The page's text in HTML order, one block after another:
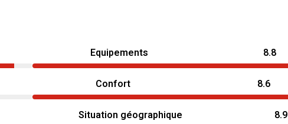
Equipements 8.8
Confort 8.6
Situation géographique 8.9